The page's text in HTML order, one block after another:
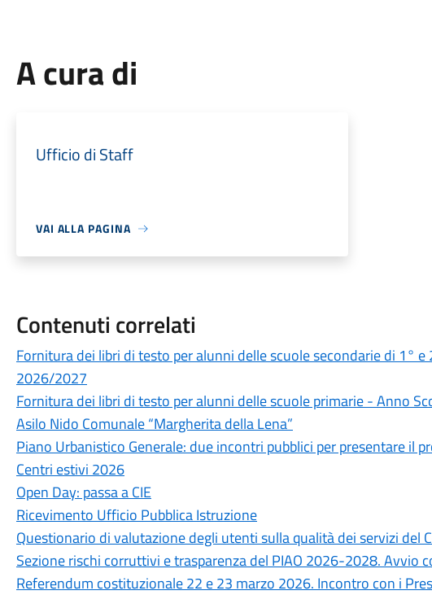
A cura di
Ufficio di Staff
VAI ALLA PAGINA
Contenuti correlati
Fornitura dei libri di testo per alunni delle scuole secondarie di 1°
2026/2027
Fornitura dei libri di testo per alunni delle scuole primarie - Anno
Asilo Nido Comunale “Margherita della Lena”
Piano Urbanistico Generale: due incontri pubblici per presentare il
Centri estivi 2026
Open Day: passa a CIE
Ricevimento Ufficio Pubblica Istruzione
Questionario di valutazione degli utenti sulla qualità dei servizi del
Sezione rischi corruttivi e trasparenza del PIAO 2026-2028. Avvio
Referendum costituzionale 22 e 23 marzo 2026. Incontro con i